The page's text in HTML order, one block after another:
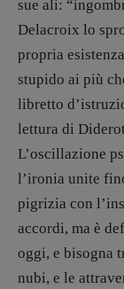
Fabio
Valentina
ARCHIVIO E
sue ali:
Delacroix lo
propria
stupido ai più
libretto
lettura di
L’oscillazione
l’ironia unite
pigrizia con
accordi, ma è
oggi, e bisogna
nubi, e le